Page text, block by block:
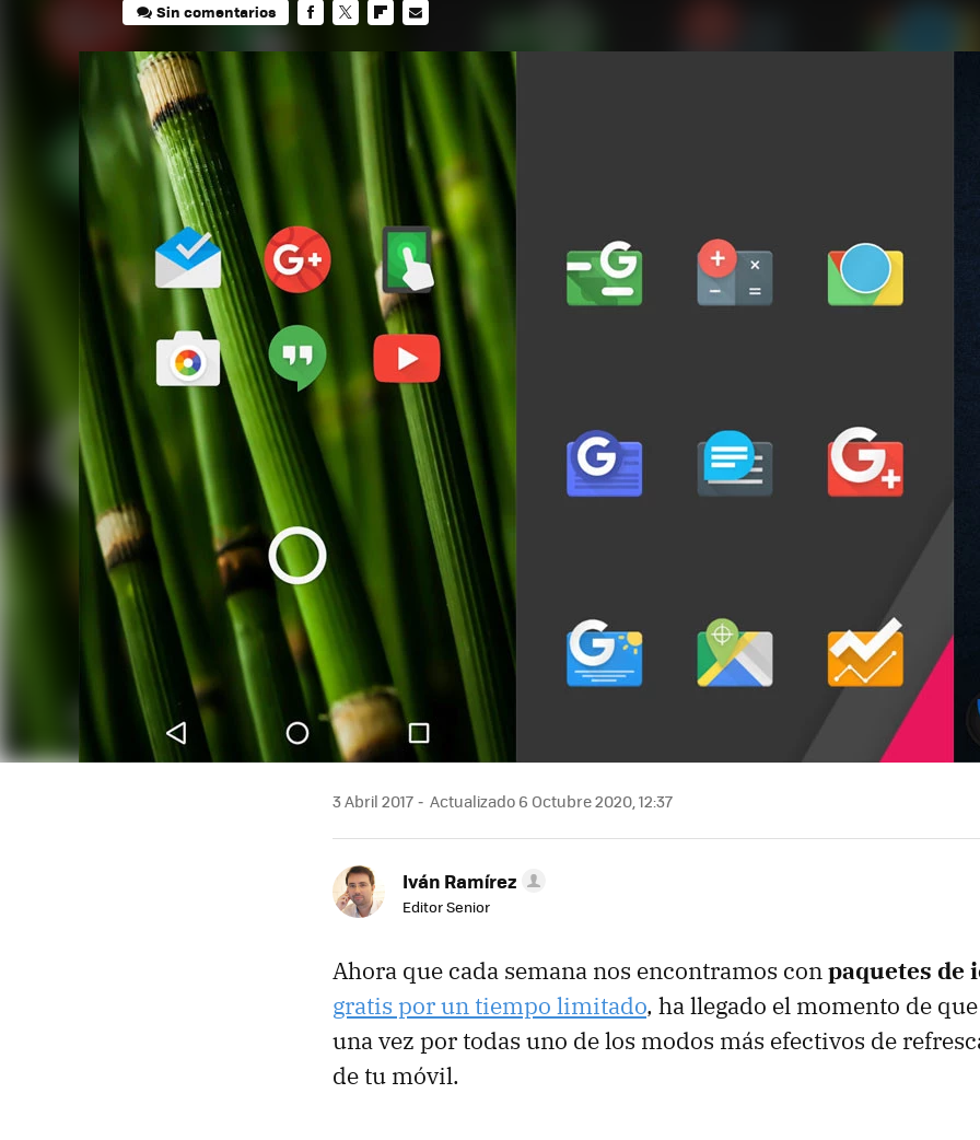
Sin comentarios
MAIL
3 Abril 2017 Actualizado 6 Octubre 2020, 12:37
Iván Ramírez
Editor Senior
Ahora que cada semana nos encontramos conpaquetes de
gratis por un tiempo limitado, ha llegado el momento de
una vez por todas uno de los modos más efectivos de
de tu móvil.